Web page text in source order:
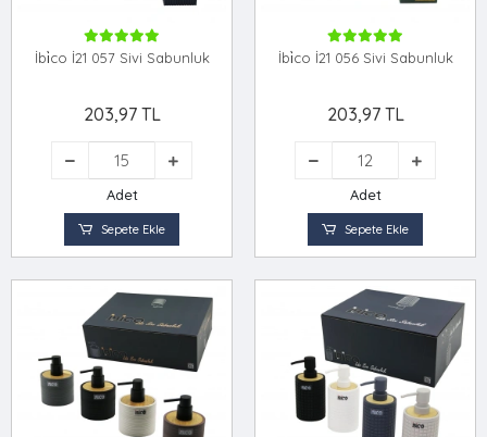
İbi̇co İ21 057 Sivi Sabunluk
203,97 TL
Adet
Sepete Ekle
İbi̇co İ21 056 Sivi Sabunluk
203,97 TL
Adet
Sepete Ekle